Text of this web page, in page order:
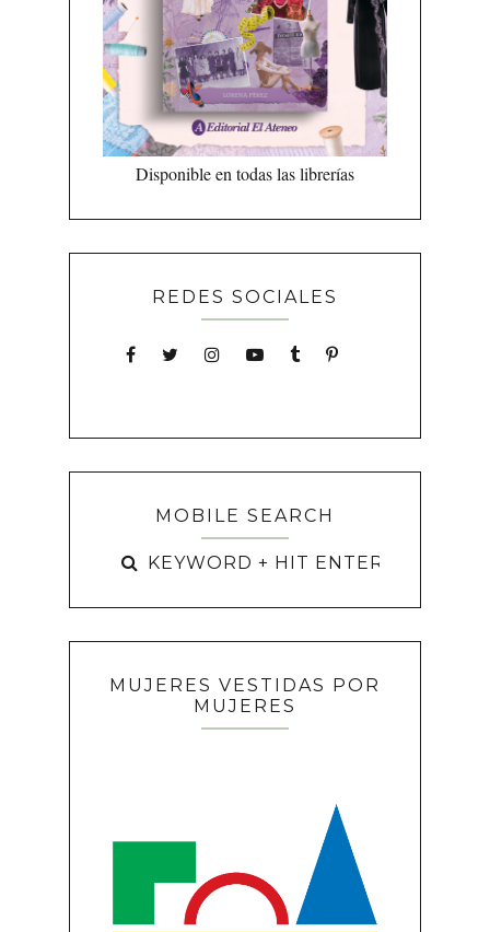
Disponible en todas las librerías
REDES SOCIALES
MOBILE SEARCH
MUJERES VESTIDAS POR
MUJERES